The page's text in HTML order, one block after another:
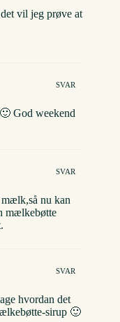
vil jeg prøve at
SVAR
God weekend
SVAR
nu kan
mælkebøtte
SVAR
hvordan det
sirup 🙂